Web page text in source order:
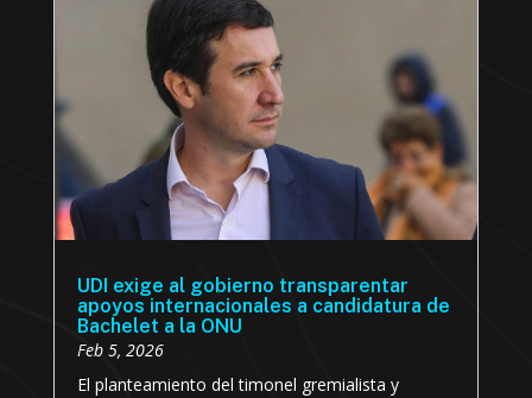
UDI exige al gobierno transparentar
apoyos internacionales a candidatura de
Bachelet a la ONU
Feb 5, 2026
El planteamiento del timonel gremialista y